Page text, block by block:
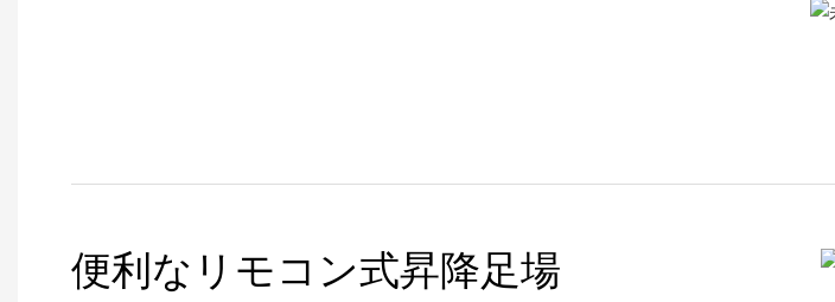
便利なリモコン式昇降足場